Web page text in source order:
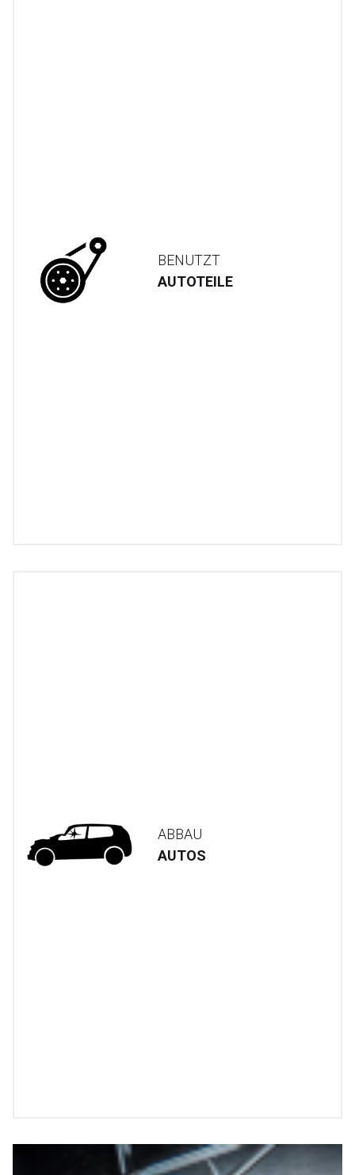
BENUTZT
AUTOTEILE
ABBAU
AUTOS